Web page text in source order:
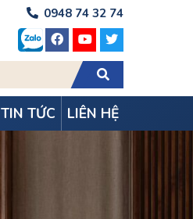
0948 74 32 74
TIN TỨC LIÊN HỆ